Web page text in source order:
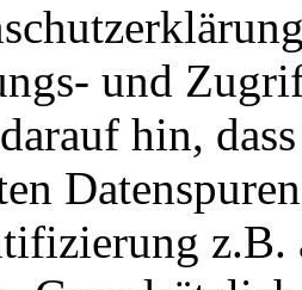
und
hin,